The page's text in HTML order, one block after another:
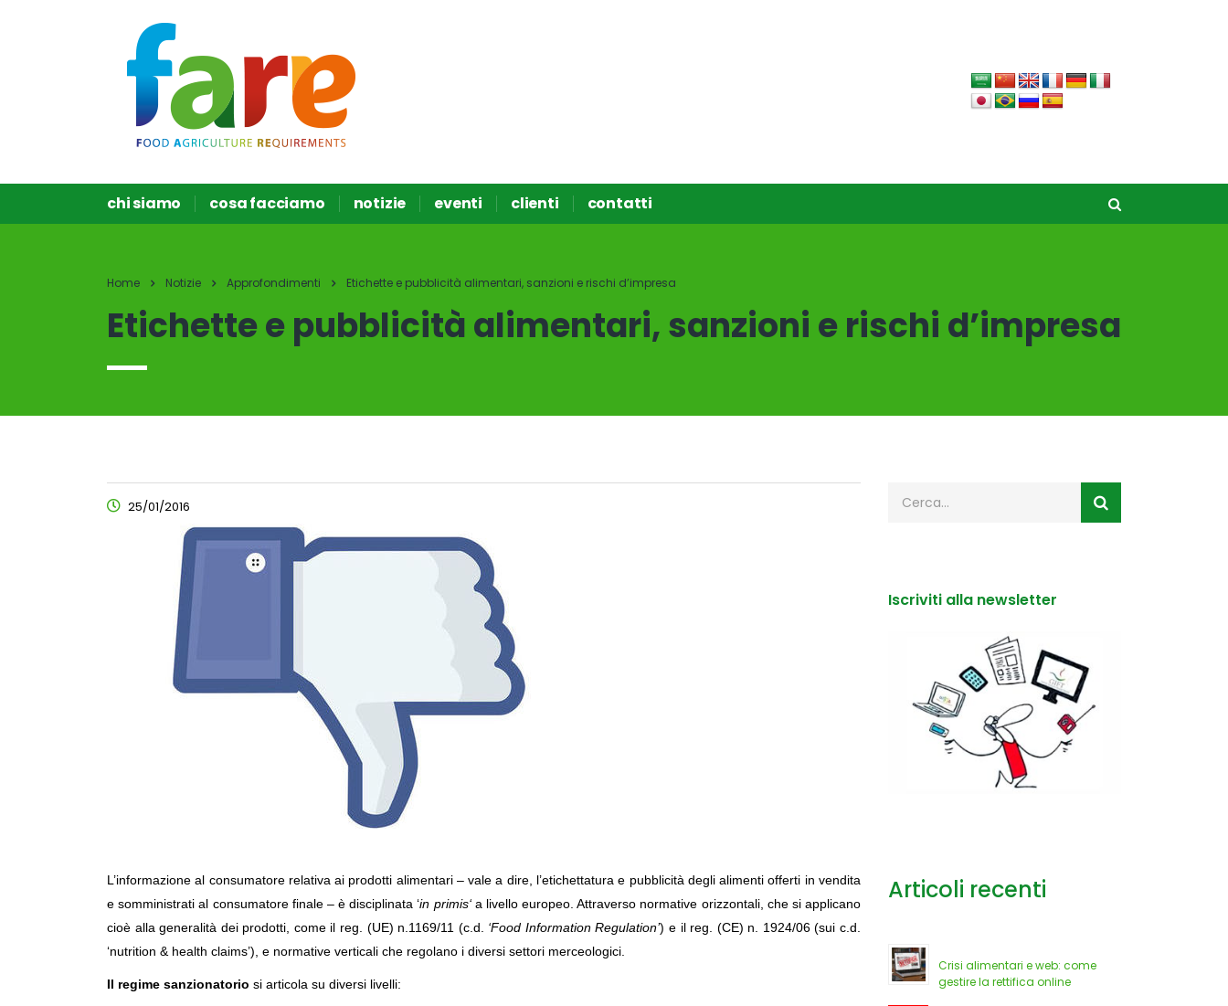
chi siamo cosa facciamo notizie eventi clienti contatti
Home Notizie Approfondimenti Etichette e pubblicità alimentari, sanzioni e rischi d’impresa
Etichette e pubblicità alimentari, sanzioni e rischi d’impresa
25/01/2016
L’informazione al consumatore relativa ai prodotti alimentari – vale a dire, l’etichettatura e pubblicità degli alimentiofferti in vendita
e somministratial consumatore finale – è disciplinata‘in primis‘a livello europeo . Attraverso normative orizzontali, che si applicano
cioè alla generalità dei prodotti, come il reg. (UE) n. 1169/11 (c.d. ‘Food Information Regulation’) e il reg. (CE) n. 1924/06 (sui c.d.
‘nutrition & health claims’) e normative verticali che regolano i diversi settori merceologici.
Il regime sanzionatorio si articola su diversi livelli:
Iscriviti alla newsletter
Articoli recenti
Crisi alimentari e web: come
gestire la rettifica online